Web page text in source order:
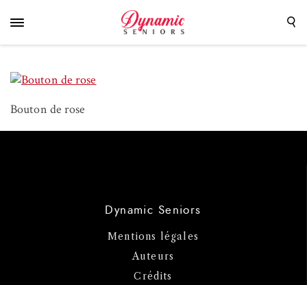
Bouton de rose
Dynamic Seniors
Mentions légales
Auteurs
Crédits